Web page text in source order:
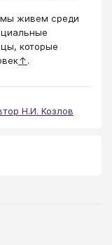
живем среди
которые
↑.
Н.И. Козлов